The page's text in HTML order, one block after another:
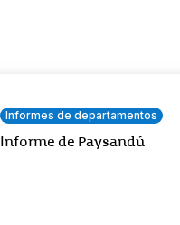
Informes de departamentos
Informe de Paysandú